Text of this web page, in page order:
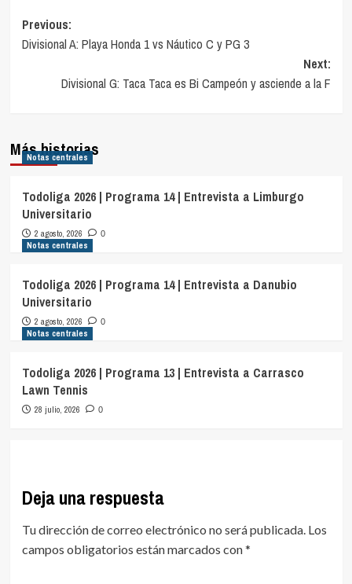
Navegación
de
entradas
Previous:
Divisional A: Playa Honda 1 vs Náutico C y PG 3
Next:
Divisional G: Taca Taca es Bi Campeón y asciende a la F
Más historias
Notas centrales
Todoliga 2026 | Programa 14 | Entrevista a Limburgo
Universitario
2 agosto, 2026 0
Notas centrales
Todoliga 2026 | Programa 14 | Entrevista a Danubio
Universitario
2 agosto, 2026 0
Notas centrales
Todoliga 2026 | Programa 13 | Entrevista a Carrasco
Lawn Tennis
28 julio, 2026 0
Deja una respuesta
Tu dirección de correo electrónico no será publicada. Los
campos obligatorios están marcados con*